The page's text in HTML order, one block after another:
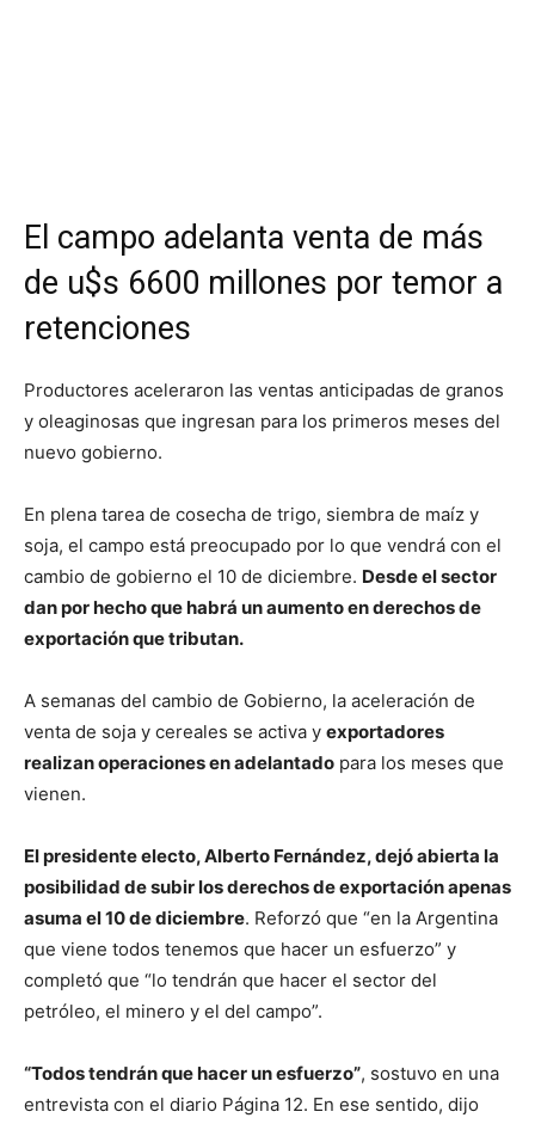
El campo adelanta venta de más
de u$s 6600 millones por temor a
retenciones
Productores aceleraron las ventas anticipadas de granos
y oleaginosas que ingresan para los primeros meses del
nuevo gobierno.
En plena tarea de cosecha de trigo, siembra de maíz y
soja, el campo está preocupado por lo que vendrá con el
cambio de gobierno el 10 de diciembre. Desde el sector
dan por hecho que habrá un aumento en derechos de
exportación que tributan.
A semanas del cambio de Gobierno, la aceleración de
venta de soja y cereales se activa y exportadores
realizan operaciones en adelantado para los meses que
vienen.
El presidente electo, Alberto Fernández, dejó abierta la
posibilidad de subir los derechos de exportación apenas
asuma el 10 de diciembre. Reforzó que “en la Argentina
que viene todos tenemos que hacer un esfuerzo” y
completó que “lo tendrán que hacer el sector del
petróleo, el minero y el del campo”.
“Todos tendrán que hacer un esfuerzo”, sostuvo en una
entrevista con el diario Página 12. En ese sentido, dijo